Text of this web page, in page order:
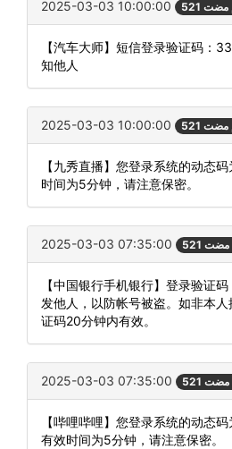
2025-03-03 10:00:00 مضت
【汽车大师】短信登录验证码：
知他人
2025-03-03 10:00:00 مضت
【九秀直播】您登录系统的动态
时间为5分钟，请注意保密。
2025-03-03 07:35:00 مضت
【中国银行手机银行】登录验证
发他人，以防帐号被盗。如非本
证码20分钟内有效。
2025-03-03 07:35:00 مضت
【哔哩哔哩】您登录系统的动态
有效时间为5分钟，请注意保密。